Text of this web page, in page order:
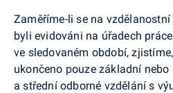
Zaměříme-li se na
byli evidováni na úřadech
ve sledovaném období,
ukončeno pouze základní
a střední odborné vzdělání s